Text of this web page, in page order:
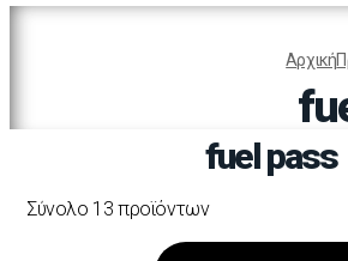
Αρχική
fuel pass
Σύνολο 13 προϊόντων